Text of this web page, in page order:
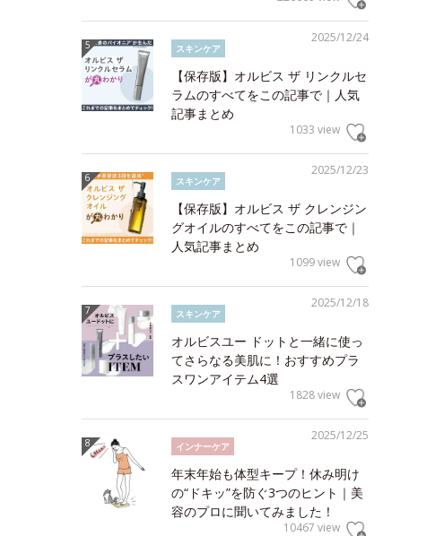
2025/12/24
スキンケア
【保存版】オルビス ザ リンクルセ
ラムのすべてをこの記事で｜人気
記事まとめ
1033 view
2025/12/23
スキンケア
【保存版】オルビス ザ クレンジン
グオイルのすべてをこの記事で｜
人気記事まとめ
1099 view
2025/12/18
スキンケア
オルビスユー ドットと一緒に使っ
てさらなる美肌に！おすすめプラ
スワンアイテム4選
1828 view
2025/12/25
インナーケア
年末年始も体型キープ！休み明け
の“ドキッ”を防ぐ3つのヒント｜美
容のプロに聞いてみました！
10467 view